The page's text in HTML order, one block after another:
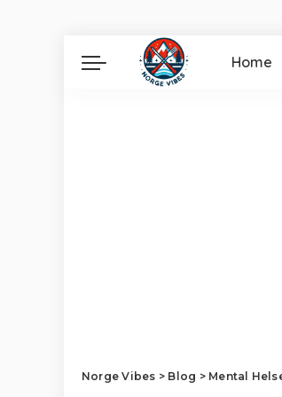
Home
Norge Vibes > Blog > Mental